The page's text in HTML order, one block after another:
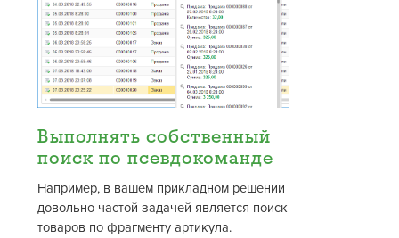
Выполнять собственный
поиск по псевдокоманде
Например, в вашем прикладном решении
довольно частой задачей является поиск
товаров по фрагменту артикула.